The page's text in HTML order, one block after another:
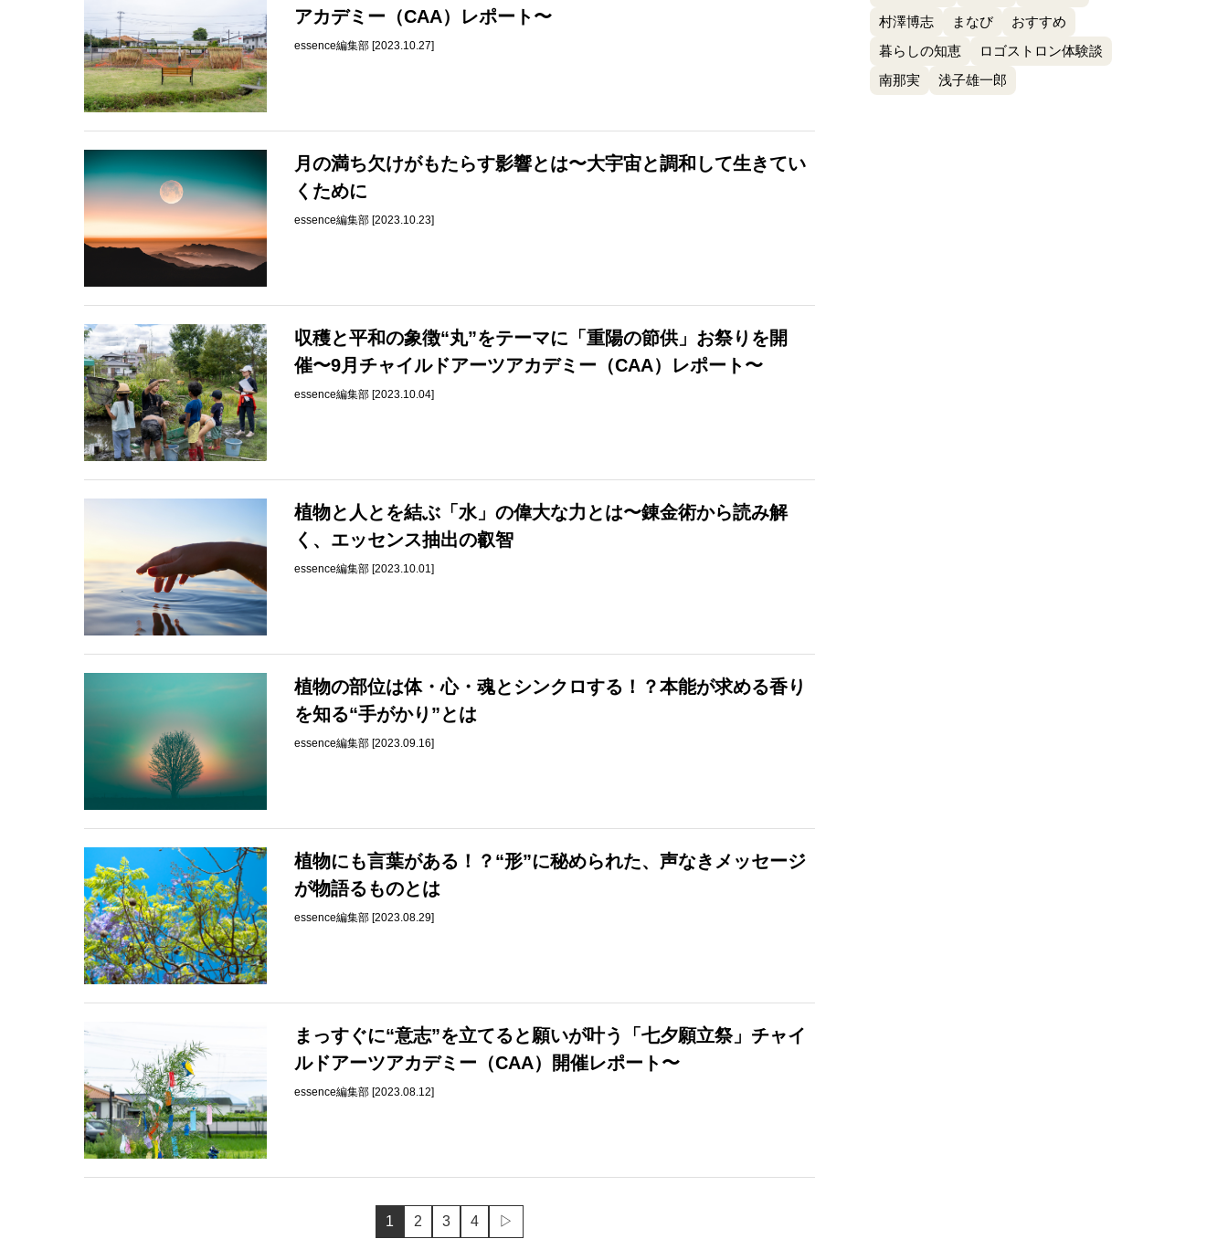
アカデミー（CAA）レポート〜
essence編集部 [2023.10.27]
月の満ち欠けがもたらす影響とは〜大宇宙と調和して生きてい
くために
essence編集部 [2023.10.23]
収穫と平和の象徴“丸”をテーマに「重陽の節供」お祭りを開
催〜9月チャイルドアーツアカデミー（CAA）レポート〜
essence編集部 [2023.10.04]
植物と人とを結ぶ「水」の偉大な力とは〜錬金術から読み解
く、エッセンス抽出の叡智
essence編集部 [2023.10.01]
植物の部位は体・心・魂とシンクロする！？本能が求める香り
を知る“手がかり”とは
essence編集部 [2023.09.16]
植物にも言葉がある！？“形”に秘められた、声なきメッセージ
が物語るものとは
essence編集部 [2023.08.29]
まっすぐに“意志”を立てると願いが叶う「七夕願立祭」チャイ
ルドアーツアカデミー（CAA）開催レポート〜
essence編集部 [2023.08.12]
1 2 3 4 ▷
村澤博志
まなび
おすすめ
暮らしの知恵
ロゴストロン体験談
南那実
浅子雄一郎